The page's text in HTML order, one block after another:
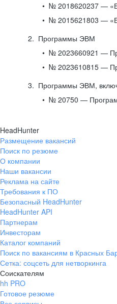
№ 2018620237 —
№ 2015621803 —
Программы ЭВМ
№ 2023660921 —
№ 2023610815 —
Программы ЭВМ,
№ 20750 —
HeadHunter
Размещение вакансий
Поиск по резюме
О компании
Наши вакансии
Реклама на сайте
Требования к ПО
Безопасный HeadHunter
HeadHunter API
Партнерам
Инвесторам
Каталог компаний
Поиск по вакансиям в Красных
Сетка: соцсеть для нетворкинга
Соискателям
hh PRO
Готовое резюме